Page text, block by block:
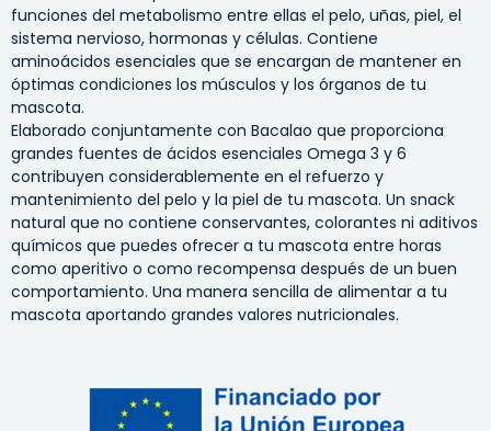
funciones del metabolismo entre ellas el pelo, uñas, piel, el
sistema nervioso, hormonas y células. Contiene
aminoácidos esenciales que se encargan de mantener en
óptimas condiciones los músculos y los órganos de tu
mascota.
Elaborado conjuntamente con Bacalao que proporciona
grandes fuentes de ácidos esenciales Omega 3 y 6
contribuyen considerablemente en el refuerzo y
mantenimiento del pelo y la piel de tu mascota. Un snack
natural que no contiene conservantes, colorantes ni aditivos
químicos que puedes ofrecer a tu mascota entre horas
como aperitivo o como recompensa después de un buen
comportamiento. Una manera sencilla de alimentar a tu
mascota aportando grandes valores nutricionales.